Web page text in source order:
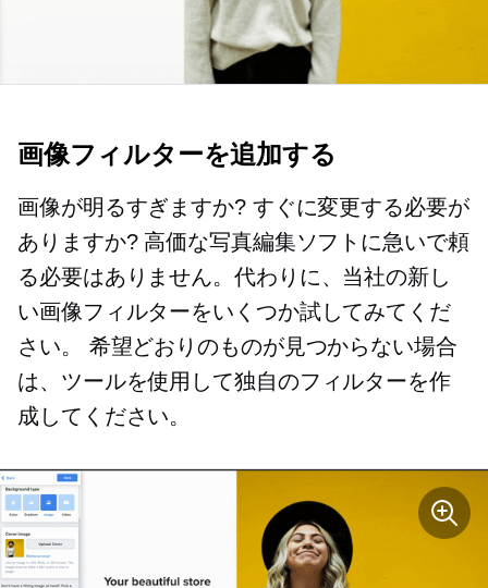
画像フィルターを追加する
画像が明るすぎますか? すぐに変更する必要が
ありますか? 高価な写真編集ソフトに急いで頼
る必要はありません。代わりに、当社の新し
い画像フィルターをいくつか試してみてくだ
さい。 希望どおりのものが見つからない場合
は、ツールを使用して独自のフィルターを作
成してください。